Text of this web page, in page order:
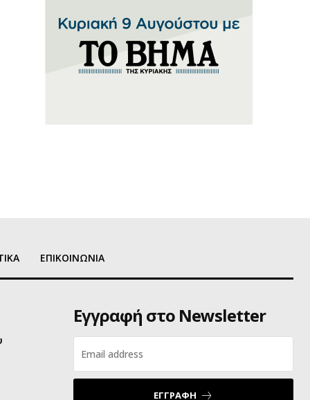
ΕΠΙΚΟΙΝΩΝΙΑ
Εγγραφή στο Newsletter
ΕΓΓΡΑΦΗ